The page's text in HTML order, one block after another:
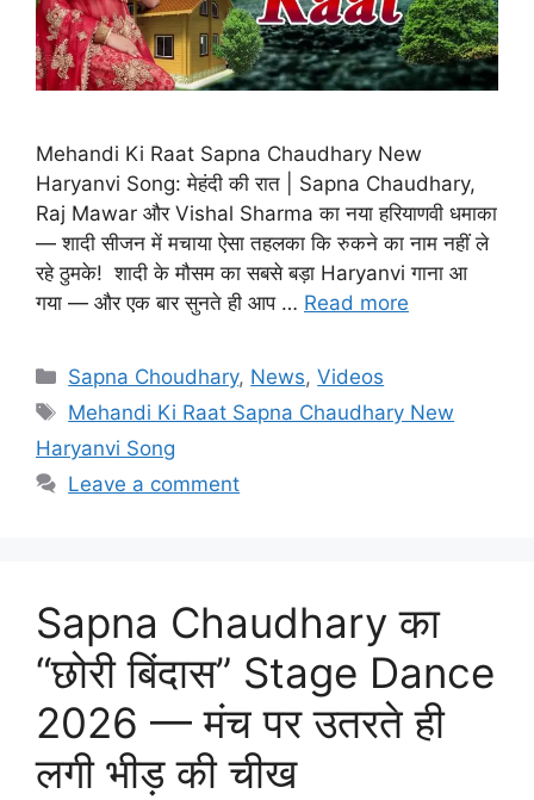
Mehandi Ki Raat Sapna Chaudhary New
Haryanvi Song: मेहंदी की रात | Sapna Chaudhary,
Raj Mawar और Vishal Sharma का नया हरियाणवी धमाका
— शादी सीजन में मचाया ऐसा तहलका कि रुकने का नाम नहीं ले
रहे ठुमके! शादी के मौसम का सबसे बड़ा Haryanvi गाना आ
गया — और एक बार सुनते ही आप … Read more
Categories
Sapna Choudhary, News,Videos
Tags
Mehandi Ki Raat Sapna Chaudhary New
Haryanvi Song
Leave a comment
Sapna Chaudhary का
“छोरी बिंदास” Stage Dance
2026 — मंच पर उतरते ही
लगी भीड़ की चीख